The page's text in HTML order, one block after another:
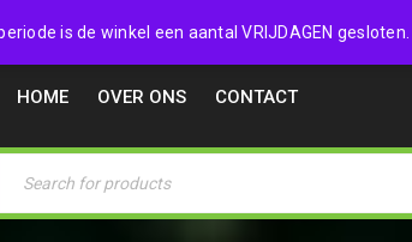
is de winkel een aantal VRIJDAGEN
038 4532357
HOME OVER ONS CONTACT